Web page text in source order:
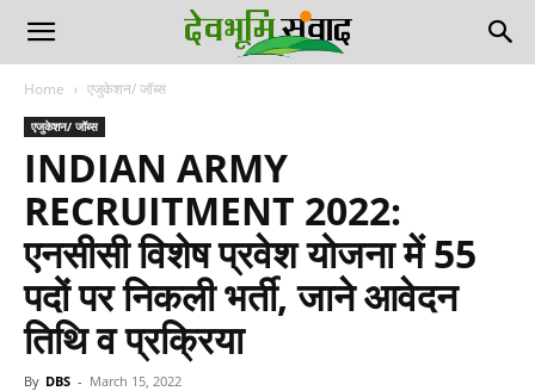
Home एजुकेशन/ जॉब्स
एजुकेशन/ जॉब्स
INDIAN ARMY
RECRUITMENT 2022:
एनसीसी विशेष प्रवेश योजना में 55
पदों पर निकली भर्ती, जाने आवेदन
तिथि व प्रक्रिया
By DBS - March 15, 2022